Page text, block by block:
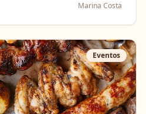
Marina Costa
Eventos